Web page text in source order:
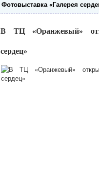
Фотовыставка «Галерея
В ТЦ «Оранжевый»
сердец»